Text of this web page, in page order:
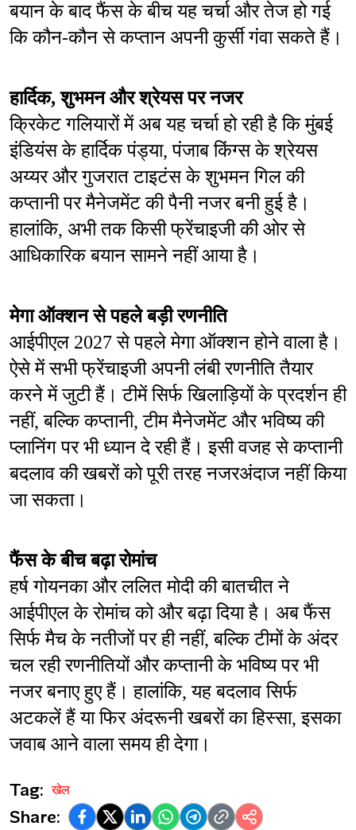
बयान के बाद फैंस के बीच यह चर्चा और तेज हो गई
कि कौन-कौन से कप्तान अपनी कुर्सी गंवा सकते हैं।
हार्दिक, शुभमन और श्रेयस पर नजर
क्रिकेट गलियारों में अब यह चर्चा हो रही है कि मुंबई
इंडियंस के हार्दिक पंड्या, पंजाब किंग्स के श्रेयस
अय्यर और गुजरात टाइटंस के शुभमन गिल की
कप्तानी पर मैनेजमेंट की पैनी नजर बनी हुई है।
हालांकि, अभी तक किसी फ्रेंचाइजी की ओर से
आधिकारिक बयान सामने नहीं आया है।
मेगा ऑक्शन से पहले बड़ी रणनीति
आईपीएल 2027 से पहले मेगा ऑक्शन होने वाला है।
ऐसे में सभी फ्रेंचाइजी अपनी लंबी रणनीति तैयार
करने में जुटी हैं। टीमें सिर्फ खिलाड़ियों के प्रदर्शन ही
नहीं, बल्कि कप्तानी, टीम मैनेजमेंट और भविष्य की
प्लानिंग पर भी ध्यान दे रही हैं। इसी वजह से कप्तानी
बदलाव की खबरों को पूरी तरह नजरअंदाज नहीं किया
जा सकता।
फैंस के बीच बढ़ा रोमांच
हर्ष गोयनका और ललित मोदी की बातचीत ने
आईपीएल के रोमांच को और बढ़ा दिया है। अब फैंस
सिर्फ मैच के नतीजों पर ही नहीं, बल्कि टीमों के अंदर
चल रही रणनीतियों और कप्तानी के भविष्य पर भी
नजर बनाए हुए हैं। हालांकि, यह बदलाव सिर्फ
अटकलें हैं या फिर अंदरूनी खबरों का हिस्सा, इसका
जवाब आने वाला समय ही देगा।
Tag: खेल
Share: